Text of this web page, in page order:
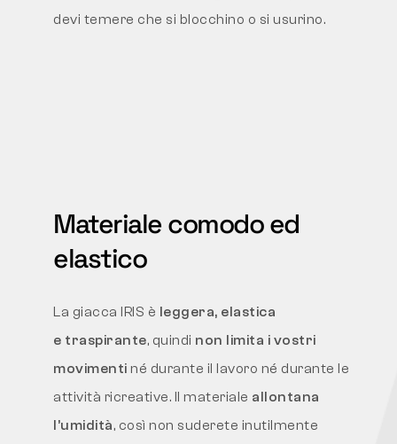
devi temere che si blocchino o si usurino.
Materiale comodo ed
elastico
La giacca IRIS è leggera, elastica
e traspirante, quindi non limita i vostri
movimenti né durante il lavoro né durante le
attività ricreative. Il materiale allontana
l’umidità, così non suderete inutilmente